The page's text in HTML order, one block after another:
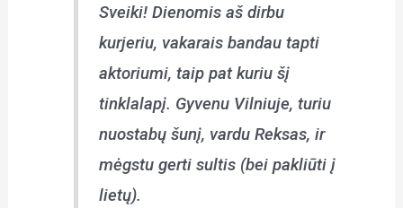
Sveiki! Dienomis aš dirbu
kurjeriu, vakarais bandau tapti
aktoriumi, taip pat kuriu šį
tinklalapį. Gyvenu Vilniuje, turiu
nuostabų šunį, vardu Reksas, ir
mėgstu gerti sultis (bei pakliūti į
lietų).